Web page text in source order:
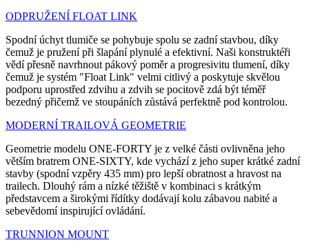
ODPRUŽENÍ FLOAT LINK
Spodní úchyt tlumiče se pohybuje spolu se zadní stavbou, díky
čemuž je pružení při šlapání plynulé a efektivní. Naši konstruktéři
vědí přesně navrhnout pákový poměr a progresivitu tlumení, díky
čemuž je systém "Float Link" velmi citlivý a poskytuje skvělou
podporu uprostřed zdvihu a zdvih se pocitově zdá být téměř
bezedný přičemž ve stoupáních zůstává perfektně pod kontrolou.
MODERNÍ TRAILOVÁ GEOMETRIE
Geometrie modelu ONE-FORTY je z velké části ovlivněna jeho
větším bratrem ONE-SIXTY, kde vychází z jeho super krátké zadní
stavby (spodní vzpěry 435 mm) pro lepší obratnost a hravost na
trailech. Dlouhý rám a nízké těžiště v kombinaci s krátkým
představcem a širokými řídítky dodávají kolu zábavou nabité a
sebevědomí inspirující ovládání.
TRUNNION MOUNT